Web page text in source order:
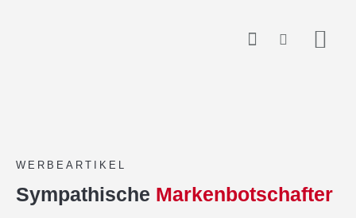
WERBEARTIKEL
Sympathische Markenbotschafter